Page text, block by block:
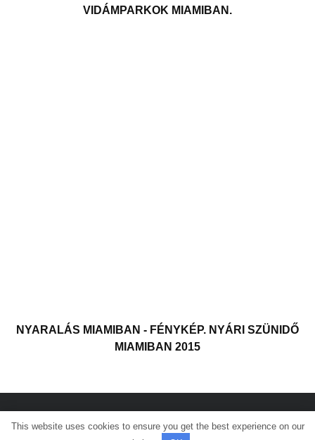
VIDÁMPARKOK MIAMIBAN.
NYARALÁS MIAMIBAN - FÉNYKÉP. NYÁRI SZÜNIDŐ
MIAMIBAN 2015
This website uses cookies to ensure you get the best experience on our